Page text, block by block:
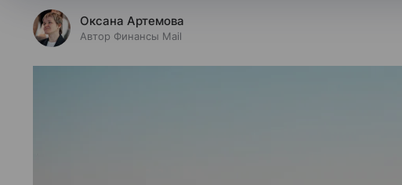
Оксана Артемова
Автор Финансы Mail